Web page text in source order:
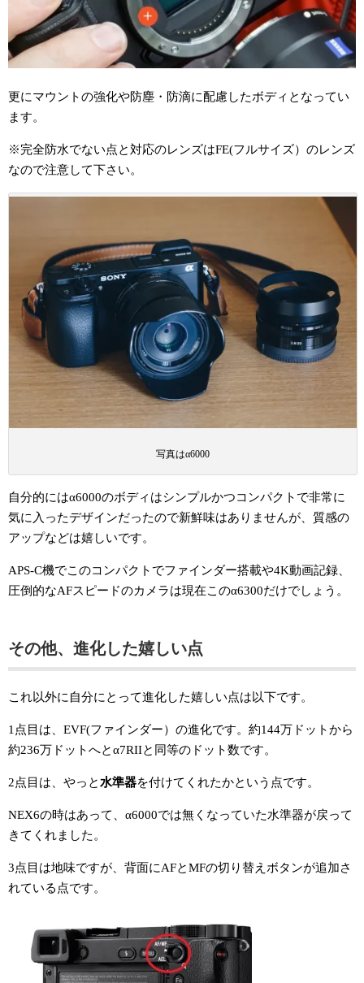
更にマウントの強化や防塵・防滴に配慮したボディとなってい
ます。
※完全防水でない点と対応のレンズはFE(フルサイズ）のレンズ
なので注意して下さい。
写真はα6000
自分的にはα6000のボディはシンプルかつコンパクトで非常に
気に入ったデザインだったので新鮮味はありませんが、質感の
アップなどは嬉しいです。
APS-C機でこのコンパクトでファインダー搭載や4K動画記録、
圧倒的なAFスピードのカメラは現在このα6300だけでしょう。
その他、進化した嬉しい点
これ以外に自分にとって進化した嬉しい点は以下です。
1点目は、EVF(ファインダー）の進化です。約144万ドットから
約236万ドットへとα7RIIと同等のドット数です。
2点目は、やっと水準器を付けてくれたかという点です。
NEX6の時はあって、α6000では無くなっていた水準器が戻って
きてくれました。
3点目は地味ですが、背面にAFとMFの切り替えボタンが追加さ
れている点です。